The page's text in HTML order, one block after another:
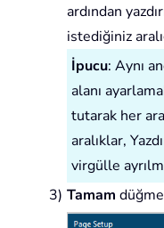
ardından
istediğiniz
İpucu: Aynı
alanı
tutarak her
aralıklar,
virgülle
Tamam